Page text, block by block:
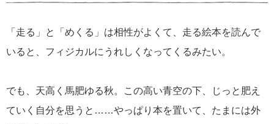
「走る」と「めくる」は相性がよくて、走る絵本を読んで
いると、フィジカルにうれしくなってくるみたい。
でも、天高く馬肥ゆる秋。この高い青空の下、じっと肥え
ていく自分を思うと……やっぱり本を置いて、たまには外